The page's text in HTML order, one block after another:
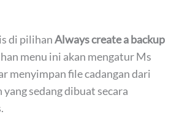
di pilihanAlways create a backup
menu ini akan mengatur Ms
menyimpan file cadangan dari
sedang dibuat secara